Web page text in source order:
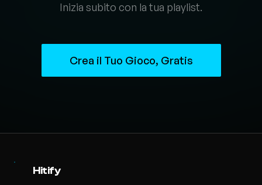
Inizia subito con la tua playlist.
Crea il Tuo Gioco, Gratis
Hitify